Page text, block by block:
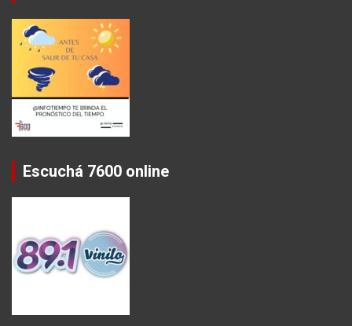
Escuchá 7600 online